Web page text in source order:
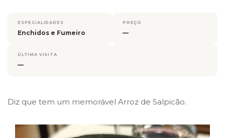
ESPECIALIDADES
Enchidos e Fumeiro
PREÇO
—
ÚLTIMA VISITA
—
Diz que tem um memorável Arroz de Salpicão.